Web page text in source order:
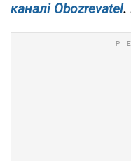
каналі Obozrevatel.